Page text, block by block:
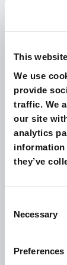
This
We use
provide
traffic. We
our site
analytics
information
they’ve
Selection
Necessary
Preferences